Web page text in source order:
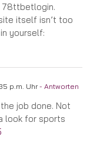
78ttbetlogin.
itself isn’t too
yourself:
p.m. Uhr- Antworten
job done. Not
look for sports